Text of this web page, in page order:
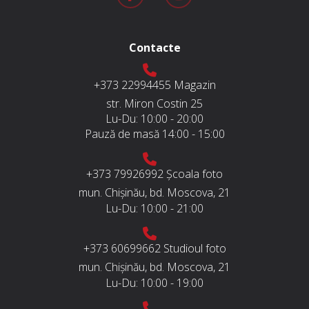
Contacte
+373 22994455 Magazin
str. Miron Costin 25
Lu-Du: 10:00 - 20:00
Pauză de masă 14:00 - 15:00
+373 79926992 Școala foto
mun. Chișinău, bd. Moscova, 21
Lu-Du: 10:00 - 21:00
+373 60699662 Studioul foto
mun. Chișinău, bd. Moscova, 21
Lu-Du: 10:00 - 19:00